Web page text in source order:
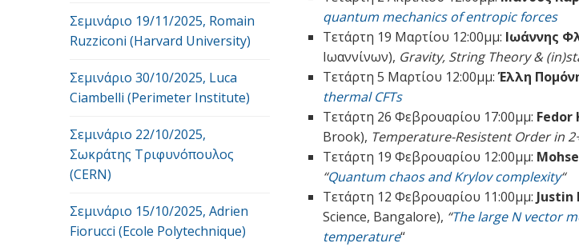
Σεμινάριο 19/11/2025, Romain
Ruzziconi (Harvard University)
Σεμινάριο 30/10/2025, Luca
Ciambelli (Perimeter Institute)
Σεμινάριο 22/10/2025,
Σωκράτης Τριφυνόπουλος
(CERN)
Σεμινάριο 15/10/2025, Adrien
Fiorucci (Ecole Polytechnique)
quantum mechanics of entropic forces
Τετάρτη 19 Μαρτίου 12:00μμ: Ιωάννης
Ιωαννίνων), Gravity, String Theory &
Τετάρτη 5 Μαρτίου 12:00μμ:Έλλη
thermal CFTs
Τετάρτη 26 Φεβρουαρίου 17:00μμ: Fedor
Brook), Temperature-Resistent Order in
Τετάρτη 19 Φεβρουαρίου 12:00μμ:
“Quantum chaos and Krylov complexity“
Τετάρτη 12 Φεβρουαρίου 11:00μμ: Justin
Science, Bangalore), “The large N vector
temperature“